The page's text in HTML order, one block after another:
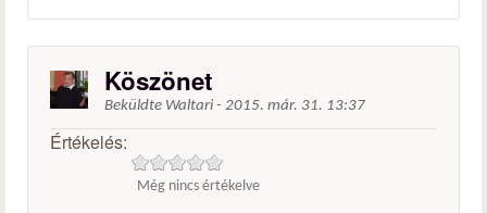
Köszönet
Beküldte Waltari - 2015. már. 31. 13:37
Értékelés:
Még nincs értékelve